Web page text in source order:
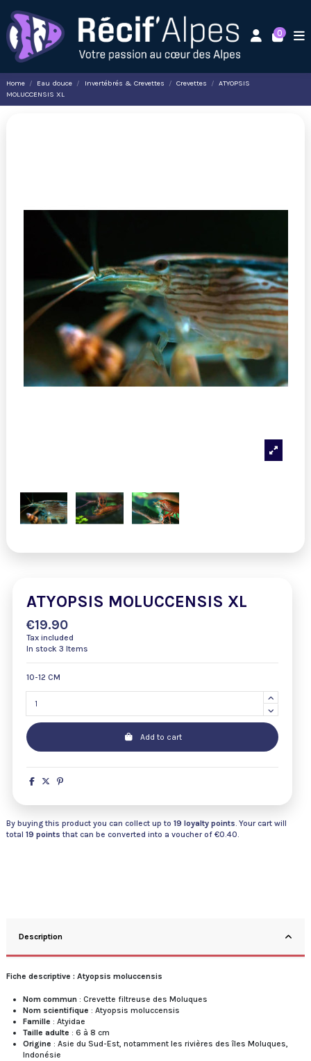
0
Home Eau douce Invertébrés & Crevettes Crevettes
ATYOPSIS
MOLUCCENSIS XL
ATYOPSIS MOLUCCENSIS XL
€19.90
Tax included
In stock 3 Items
10-12 CM
Add to cart
By buying this product you can collect up to 19 loyalty points. Your cart will
total 19 points that can be converted into a voucher of €0.40.
Description
Fiche descriptive : Atyopsis moluccensis
Nom commun : Crevette filtreuse des Moluques
Nom scientifique : Atyopsis moluccensis
Famille : Atyidae
Taille adulte : 6 à 8 cm
Origine : Asie du Sud-Est, notamment les rivières des îles Moluques,
Indonésie